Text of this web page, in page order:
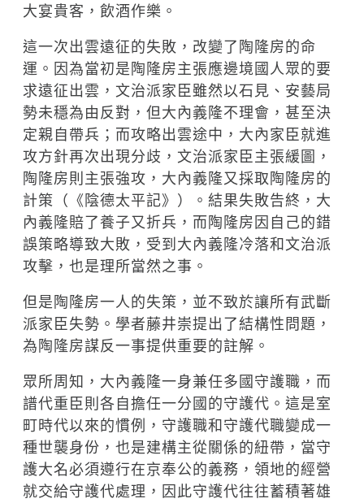
大宴貴客，飲酒作樂。
這一次出雲遠征的失敗，改變了陶隆房的命
運。因為當初是陶隆房主張應邊境國人眾的要
求遠征出雲，文治派家臣雖然以石見、安藝局
勢未穩為由反對，但大內義隆不理會，甚至決
定親自帶兵；而攻略出雲途中，大內家臣就進
攻方針再次出現分歧，文治派家臣主張緩圖，
陶隆房則主張強攻，大內義隆又採取陶隆房的
計策（《陰德太平記》）。結果失敗告終，大
內義隆賠了養子又折兵，而陶隆房因自己的錯
誤策略導致大敗，受到大內義隆冷落和文治派
攻擊，也是理所當然之事。
但是陶隆房一人的失策，並不致於讓所有武斷
派家臣失勢。學者藤井崇提出了結構性問題，
為陶隆房謀反一事提供重要的註解。
眾所周知，大內義隆一身兼任多國守護職，而
譜代重臣則各自擔任一分國的守護代。這是室
町時代以來的慣例，守護職和守護代職變成一
種世襲身份，也是建構主從關係的紐帶，當守
護大名必須遵行在京奉公的義務，領地的經營
就交給守護代處理，因此守護代往往蓄積著雄